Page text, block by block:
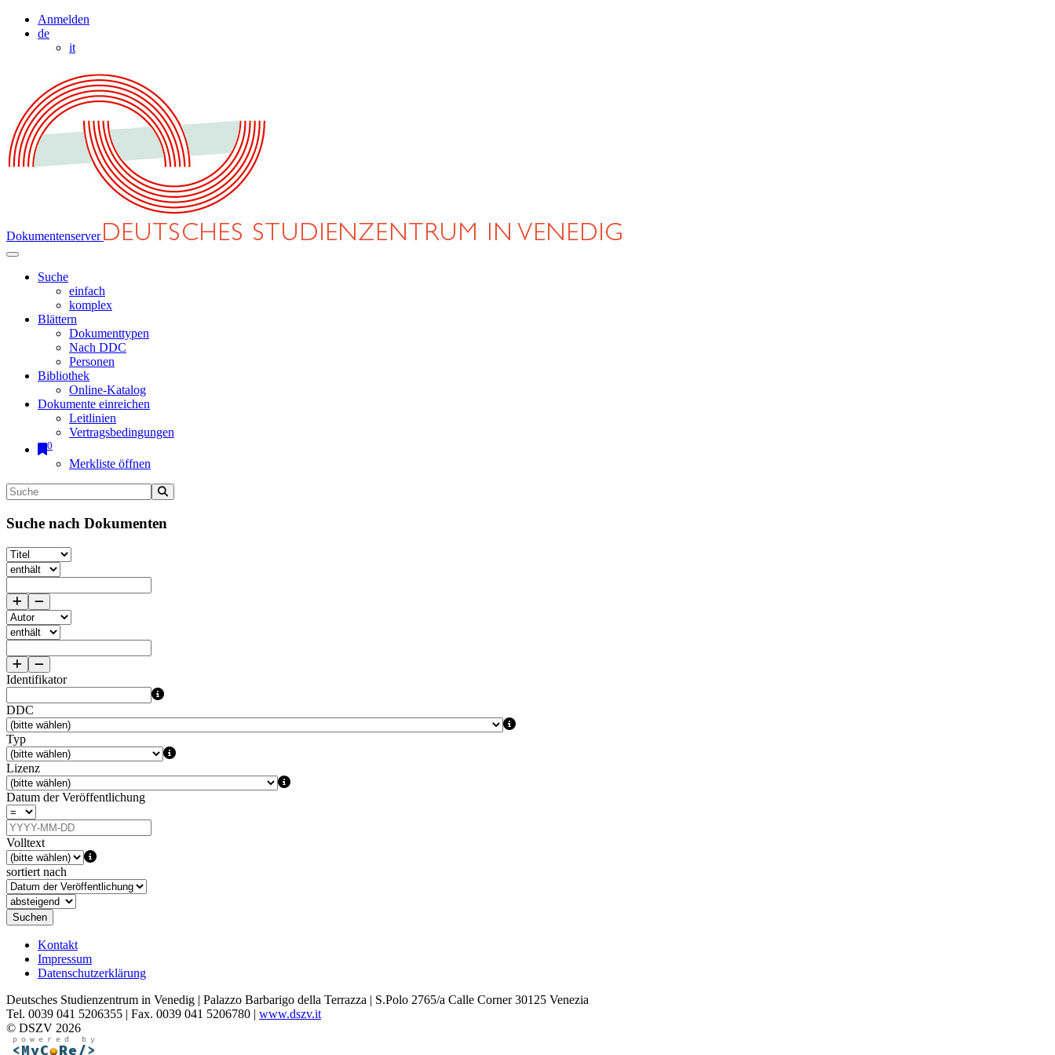
Anmelden
de
it
Dokumentenserver
Suche
einfach
komplex
Blättern
Dokumenttypen
Nach DDC
Personen
Bibliothek
Online-Katalog
Dokumente einreichen
Leitlinien
Vertragsbedingungen
0
Merkliste öffnen
Suche nach Dokumenten
Identifikator
DDC
Typ
Lizenz
Datum der Veröffentlichung
Volltext
sortiert nach
Suchen
Kontakt
Impressum
Datenschutzerklärung
Deutsches Studienzentrum in Venedig | Palazzo Barbarigo della Terrazza | S.Polo 2765/a Calle Corner 30125 Venezia
Tel. 0039 041 5206355 | Fax. 0039 041 5206780 | www.dszv.it
© DSZV 2026